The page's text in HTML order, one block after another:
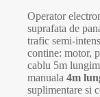
Operator
suprafata de
trafic semi-
contine: motor,
cablu 5m
manuala 4m
suplimentare si